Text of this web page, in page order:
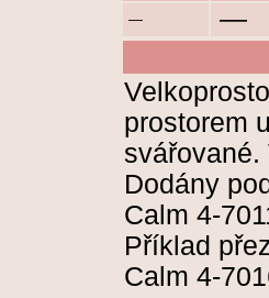
— —
prostorem
Dodány
Calm 4-
Příklad
Calm 4-